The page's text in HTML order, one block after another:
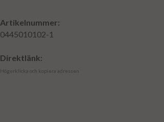
Artikelnummer:
0445010102-1
Direktlänk:
Högerklicka och kopiera adressen